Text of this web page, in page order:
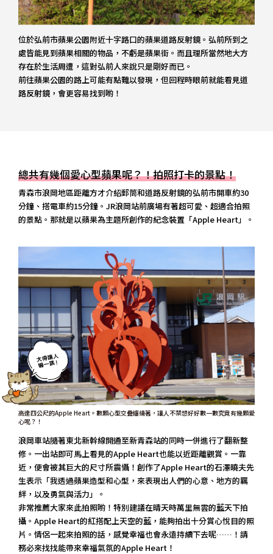
位於弘前市蘋果公園附近十字路口的蘋果道路反射鏡。弘前所到之
處皆能見到蘋果相關的物品，不虧是蘋果街。而且理所當然地大方
存在於生活周遭，這對弘前人來說只是剛好而已。
前往蘋果公園的路上可能有點難以發現，但回程時眼前就能看見道
路反射鏡，會更容易找到喲！
總共有幾個愛心型蘋果呢？！拍照打卡的景點！
青森市浪岡地區距離方才介紹郵筒和道路反射鏡的弘前市開車約30
分鐘、搭電車約15分鐘。JR浪岡站前廣場有著超可愛、超適合拍照
的景點。那就是以蘋果為主題所創作的紀念裝置「Apple Heart」。
高達四公尺的Apple Heart。數顆心型交疊纏繞著，讓人不禁想好好數一數究竟有幾顆愛
心呢？！
浪岡車站隨著東北新幹線開通至新青森站的同時一併進行了翻新整
修。一出站即可馬上看見的Apple Heart也能以近距離觀賞。一靠
近，便會被其巨大的尺寸所震懾！創作了Apple Heart的石澤曉夫先
生表示「我透過蘋果造型和心型，來表現出人們的心意、地方的羈
絆，以及勇氣與活力」。
非常推薦大家來此拍照喲！特別建議在晴天時萬里無雲的藍天下拍
攝。Apple Heart的紅搭配上天空的藍，能夠拍出十分賞心悅目的照
片。情侶一起來拍照的話，感覺幸福也會永遠持續下去呢……！請
務必來找找能帶來幸福氣氛的Apple Heart！